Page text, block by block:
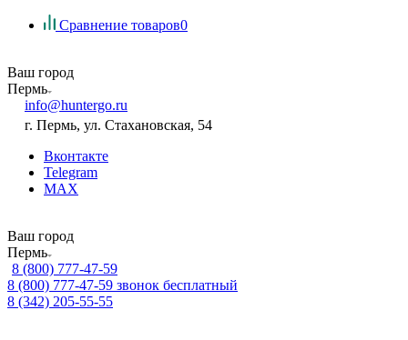
Сравнение товаров0
Ваш город
Пермь
info@huntergo.ru
г. Пермь, ул. Стахановская, 54
Вконтакте
Telegram
MAX
Ваш город
Пермь
8 (800) 777-47-59
8 (800) 777-47-59 звонок бесплатный
8 (342) 205-55-55